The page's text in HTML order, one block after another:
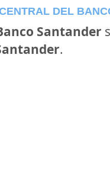
DEL
Santander
.